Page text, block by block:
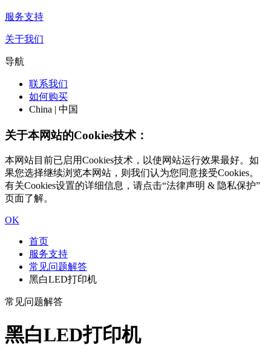
服务支持
关于我们
导航
联系我们
如何购买
China | 中国
关于本网站的Cookies技术：
本网站目前已启用Cookies技术，以使网站运行效果最好。如
果您选择继续浏览本网站，则我们认为您同意接受Cookies。
有关Cookies设置的详细信息，请点击“法律声明 & 隐私保护”
页面了解。
OK
首页
服务支持
常见问题解答
黑白LED打印机
常见问题解答
黑白LED打印机